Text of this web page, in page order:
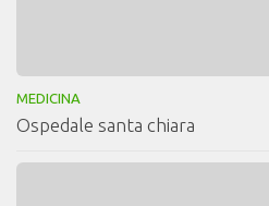
MEDICINA
Ospedale santa chiara